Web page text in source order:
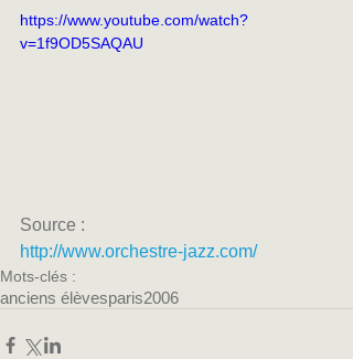
https://www.youtube.com/watch?
v=1f9OD5SAQAU
Source :
http://www.orchestre-jazz.com/
Mots-clés :
anciens élèvesparis2006